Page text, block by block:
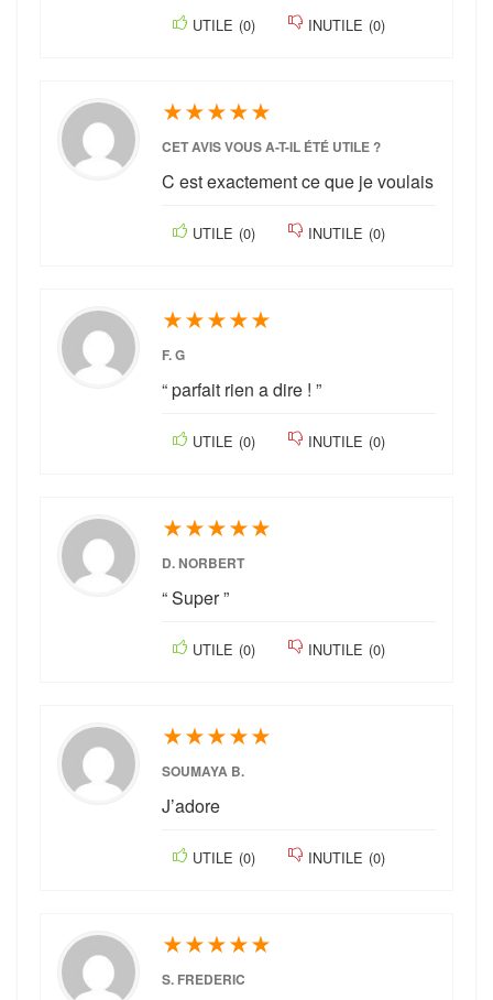
UTILE (0) INUTILE (0)
★★★★★
CET AVIS VOUS A-T-IL ÉTÉ UTILE ?
C est exactement ce que je voulais
UTILE (0) INUTILE (0)
★★★★★
F. G
“ parfait rien a dire ! ”
UTILE (0) INUTILE (0)
★★★★★
D. NORBERT
“ Super ”
UTILE (0) INUTILE (0)
★★★★★
SOUMAYA B.
J’adore
UTILE (0) INUTILE (0)
★★★★★
S. FREDERIC